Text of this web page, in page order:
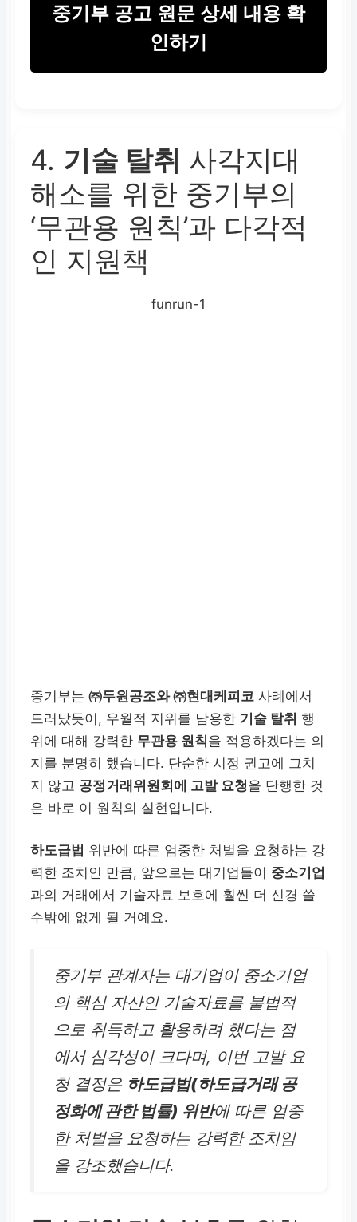
중기부 공고 원문 상세 내용 확
인하기
4. 기술 탈취 사각지대
해소를 위한 중기부의
‘무관용 원칙’과 다각적
인 지원책
funrun-1
중기부는㈜두원공조와 ㈜현대케피코 사례에서
드러났듯이, 우월적 지위를 남용한 기술 탈취 행
위에 대해 강력한 무관용 원칙을 적용하겠다는 의
지를 분명히 했습니다. 단순한 시정 권고에 그치
지 않고 공정거래위원회에 고발 요청을 단행한 것
은 바로 이 원칙의 실현입니다.
하도급법 위반에 따른 엄중한 처벌을 요청하는 강
력한 조치인 만큼, 앞으로는 대기업들이 중소기업
과의 거래에서 기술자료 보호에 훨씬 더 신경 쓸
수밖에 없게 될 거예요.
중기부 관계자는 대기업이 중소기업
의 핵심 자산인 기술자료를 불법적
으로 취득하고 활용하려 했다는 점
에서 심각성이 크다며, 이번 고발 요
청 결정은 하도급법(하도급거래 공
정화에 관한 법률) 위반에 따른 엄중
한 처벌을 요청하는 강력한 조치임
을 강조했습니다.